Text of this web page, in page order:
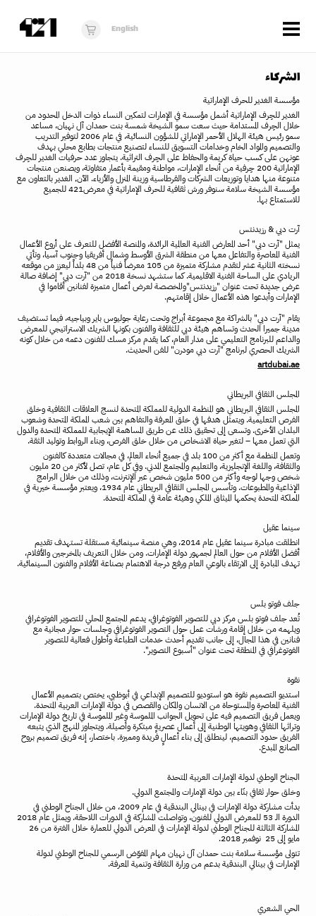
عن 421
البرنامج
دكان421
أخبار
فُرَص
برنامج استوديو الناشئة
10 أعوام من 421
الشركاء
مؤسسة الغدير للحرف الإماراتية
الغدير للحِرف الإماراتيةأشملمؤسسةفي الإماراتلتمكين النساء ذوات الدخل المحدودمن
خلال الحِرف المستدامةحيثسعتسمو الشيخةشمسةبنتحمدانآلنهيان، مساعد
سمورئيس هيئة الهلال الأحمر الإماراتيللشؤون النسائية، فيعام2006 لتوفير التدريب
والتصميموالمواد الخاموخدامات التسويقللنساءلتصنيعمنتجاتبطابعمحليبهدف
عونهنعلىكسبحياةكريمةوالحفاظعلى الحِرف التراثية. يتجاوز عددحرفيات الغدير للحِرف
الإماراتية200 حِرفيةمنأنحاء الإمارات، مواطنةومقيمةبأعمار متفاوتة، ويصنعنمنتجات
متنوعةمنها هداياوتوزيعات الشركاتوالقرطاسيةوزينة المنزلوالأزياء. الآن, الغدير بالتعاونمع
مؤسسة الشيخةسلامةسنوفر ورشثقافيةللحرف الإماراتيةفيمعرض421للجميع
للاستمتاعبها.
آرت دبي& رزيدنتس
يمثل"آرت دبي" أحد المعارض الفنية العالمية الرائدة، والمنصة الأفضلللتعرفعلىأروع الأعمال
الفنية المعاصرةوالتفاعلمعهامنمنطقة الشرق الأوسطوشمالأفريقياوجنوبآسيا، وتأتي
نسخته الثانيةعشر لتقدممشاركةمتميزةمن105 معرضاًفنياًمن48 بلداًليعزز منموقعه
الرياديعلى الساحة الفنية الاقليمية.كماستشهدنسخة2018 من"آرت دبي" إضافةصالة
عرضجديدةتحتعنوان"رزيدنتس"والمخصصةلعرضأعمالمتميزةلفنانينأقاموافي
الإماراتوأبدعوا هذه الأعمالخلال إقامتهم.
يقام"آرت دبي" بالشراكةمعمجموعةأبراجوتحترعايةجوليوسباير وبياجيه، فيماتستضيف
مدينةجميراالحدثوتساهم هيئة دبيللثقافةوالفنونبكونها الشريك الاستراتيجيللمعرض
والداعمللبرنامج التعليميعلىمدار العام،كمايقدممركز مسكللفنون دعمهمنخلالكونه
الشريك الحصريلبرنامج"آرت دبيمودرن" للفن الحديث.
artdubai.ae
المجلس الثقافي البريطاني
المجلس الثقافي البريطاني هو المنظمة الدوليةللمملكة المتحدةلنسج العلاقات الثقافيةوخلق
الفرص التعليمية. ويتمثل هدفهافيخلق المعرفةوالتفاهمبينشعب المملكة المتحدةوشعوب
البلدان الأخرى. وتسعى إلىتحقيق ذلكعنطريق المساهمة الإيجابيةللمملكة المتحدةوالدول
التيتعملمعها–لتغير حياة الاشخاصمنخلالخلق الفرص، وبناء الروابطوتوليد الثقة.
وتعمل المنظمةمعأكثر من100 بلدفيجميعأنحاء العالم، فيمجالاتمتعددةكالفنون
والثقافة، واللغة الإنجليزية، والتعليموالمجتمع المدني. وفيكلعام، تصللأكثر من20
مليون
شخصوجهالوجهوأكثر من500 مليونشخصعبرالإنترنت، وذلكمنخلال البرامج
الإذاعيةوالمطبوعات. وتأسس المجلس الثقافي البريطانيعام1934 ، ويعتبر مؤسسةخيريةفي
المملكة المتحدةيحكمها الميثاق الملكيوهيئةعامةفي المملكة المتحدة.
سينماعقيل
انطلقتمبادرةسينماعقيلعام2014 ، وهيمنصةسينمائيةمستقلةتستهدفتقديم
أفضل الأفلاممنحول العالملجمهور دولة الإمارات. ومنخلال التعريفبالمخرجينوالأفلام،
تهدف المبادرة إلى الارتقاءبالوعي العامورفع درجة الاهتمامبصناعة الأفلاموالفنون السينمائية.
جلففوتوبلس
تُعدجلففوتوبلسمركز دبيللتصوير الفوتوغرافي، يدعم المجتمع المحليللتصوير الفوتوغرافي
ويلهمهمنخلال إقامةورشاتعملحول التصوير الفوتوغرافيوجلساتحوار مجانيةمع
فنانينفي هذا المجال، إلىجانبتقديمأحدثخدمات الطباعةوأطولفعاليةللتصوير
الفوتوغرافيفي المنطقةتحتعنوان"أسبوع التصوير".
نقوة
استديو التصميمنقوة هو استوديوللتصميم الإبداعيفيأبوظبي، يختصبتصميم الأعمال
الفنية المعاصرةوالمستوحاةمن الانسانوالمكانوالقصصفي دولة الإمارات العربية المتحدة.
ويعملفريق التصميمفيهعلىتحويل الجوانب الملموسةوغير الملموسةفيتاريخ دولة الإمارات
وتراثها الثقافيوهويتها الوطنية إلىأعمالعصريةٍمبتكرةوأصيلة. ويتجاوز المنهج الذييتبعه
الفريقحدود التصميم، لينطلق إلىبناءأعمالٍفريدةومميزة. باختصار، إنهفريقتصميمبروح
الصانع المبدع.
الجناح الوطنيلدولة الإمارات العربية المتحدة
وخلقحوار ثقافيبنّاءبين دولة الإماراتوالمجتمع الدولي.
بدأتمشاركة دولة الإماراتفيبينالي البندقيةفيعام2009 ، منخلال الجناح الوطنيفي
الدورة الـ53 للمعرض الدوليللفنون، وتواصلت المشاركةفي الدورات اللاحقة. ويمثلعام2018
المشاركة الثالثةللجناح الوطنيلدولة الإماراتفي المعرض الدوليللعمارةخلال الفترةمن26
مايو إلى25 نوفمبر
تتولىمؤسسةسلامةبنتحمدانآلنهيانمهام المفوّض الرسميللجناح الوطنيلدولة
الإماراتفيبينالي البندقيةبدعممنوزارة الثقافةوتنمية المعرفة.
الحي الشعري
English